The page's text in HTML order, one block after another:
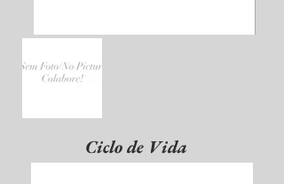
Ciclo de Vida